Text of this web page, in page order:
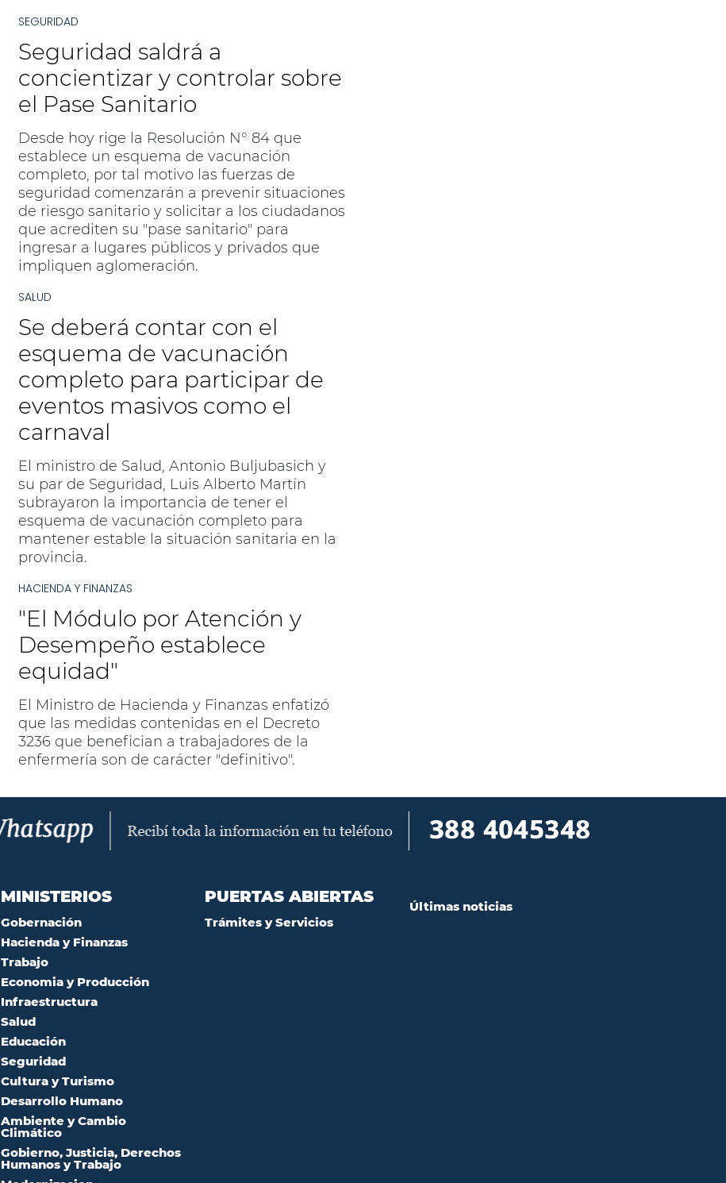
SEGURIDAD
Seguridad saldrá a
concientizar y controlar sobre
el Pase Sanitario
Desde hoy rige la Resolución N° 84 que
establece un esquema de vacunación
completo, por tal motivo las fuerzas de
seguridad comenzarán a prevenir situaciones
de riesgo sanitario y solicitar a los ciudadanos
que acrediten su "pase sanitario" para
ingresar a lugares públicos y privados que
impliquen aglomeración.
SALUD
Se deberá contar con el
esquema de vacunación
completo para participar de
eventos masivos como el
carnaval
El ministro de Salud, Antonio Buljubasich y
su par de Seguridad, Luis Alberto Martín
subrayaron la importancia de tener el
esquema de vacunación completo para
mantener estable la situación sanitaria en la
provincia.
HACIENDA Y FINANZAS
"El Módulo por Atención y
Desempeño establece
equidad"
El Ministro de Hacienda y Finanzas enfatizó
que las medidas contenidas en el Decreto
3236 que benefician a trabajadores de la
enfermería son de carácter "definitivo".
MINISTERIOS
Gobernación
Hacienda y Finanzas
Trabajo
Economia y Producción
Infraestructura
Salud
Educación
Seguridad
Cultura y Turismo
Desarrollo Humano
Ambiente y Cambio
Climático
Gobierno, Justicia, Derechos
Humanos y Trabajo
PUERTAS ABIERTAS
Trámites y Servicios
Últimas noticias